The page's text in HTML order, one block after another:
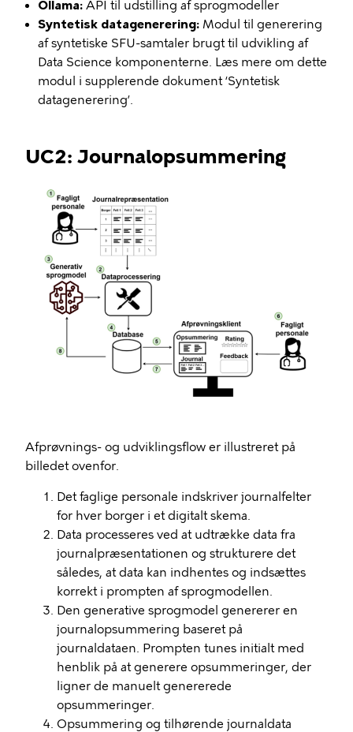
Ollama: API til udstilling af sprogmodeller
Syntetisk datagenerering: Modul til generering
af syntetiske SFU-samtaler brugt til udvikling af
Data Science komponenterne. Læs mere om dette
modul i supplerende dokument ‘Syntetisk
datagenerering’.
UC2: Journalopsummering
Afprøvnings- og udviklingsflow er illustreret på
billedet ovenfor.
Det faglige personale indskriver journalfelter
for hver borger i et digitalt skema.
Data processeres ved at udtrække data fra
journalpræsentationen og strukturere det
således, at data kan indhentes og indsættes
korrekt i prompten af sprogmodellen.
Den generative sprogmodel genererer en
journalopsummering baseret på
journaldataen. Prompten tunes initialt med
henblik på at generere opsummeringer, der
ligner de manuelt genererede
opsummeringer.
Opsummering og tilhørende journaldata